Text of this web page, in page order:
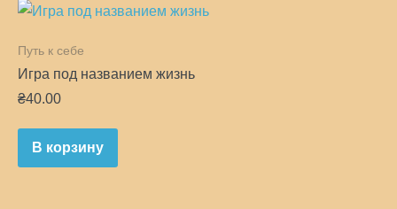
Путь к себе
Игра под названием жизнь
₴40.00
В корзину